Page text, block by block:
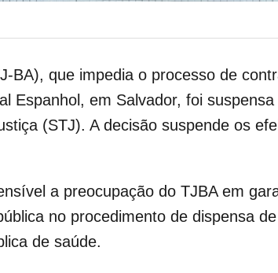
BA), que impedia o processo de
Espanhol, em Salvador, foi
(STJ). A decisão suspende os
a preocupação do TJBA em
no procedimento de dispensa
de saúde.